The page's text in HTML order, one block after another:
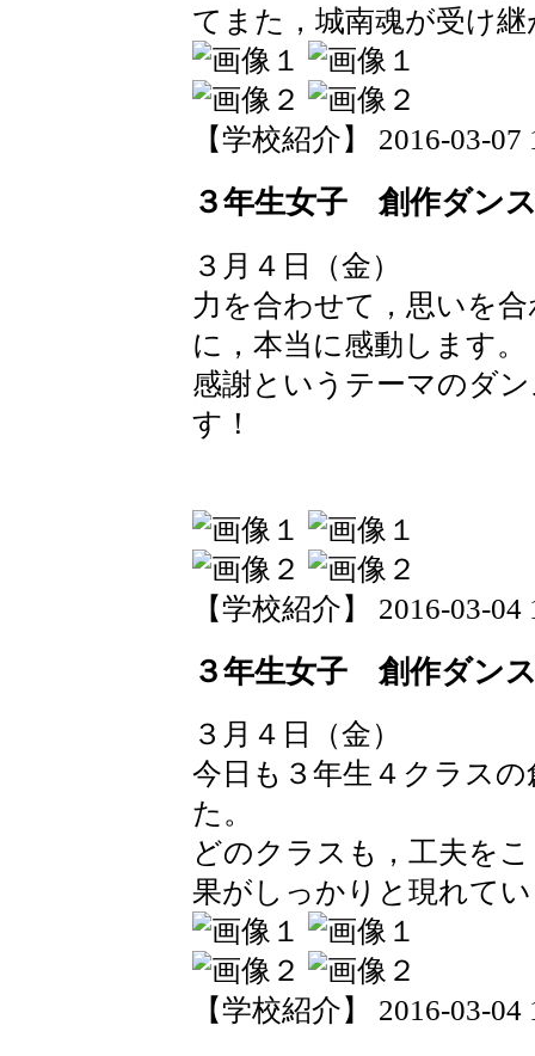
てまた，城南魂が受け
【学校紹介】 2016-03-07
３年生女子 創作ダン
３月４日（金）
力を合わせて，思いを
に，本当に感動します。
感謝というテーマのダ
す！
【学校紹介】 2016-03-04
３年生女子 創作ダン
３月４日（金）
今日も３年生４クラス
た。
どのクラスも，工夫を
果がしっかりと現れて
【学校紹介】 2016-03-04